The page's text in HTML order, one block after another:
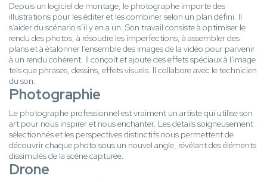
Depuis un logiciel de montage, le photographe importe des
illustrations pour les éditer et les combiner selon un plan défini. Il
s’aider du scénario s’il y en a un. Son travail consiste à optimiser le
rendu des photos, à résoudre les imperfections, à assembler des
plans et à étalonner l’ensemble des images de la vidéo pour parvenir
à un rendu cohérent. Il conçoit et ajoute des effets spéciaux à l'image
tels que phrases, dessins, effets visuels. Il collabore avec le technicien
du son.
Photographie
Le photographe professionnel est vraiment un artiste qui utilise son
art pour nous inspirer et nous enchanter. Les détails soigneusement
sélectionnés et les perspectives distinctifs nous permettent de
découvrir chaque photo sous un nouvel angle, révélant des éléments
dissimulés de la scène capturée.
Drone